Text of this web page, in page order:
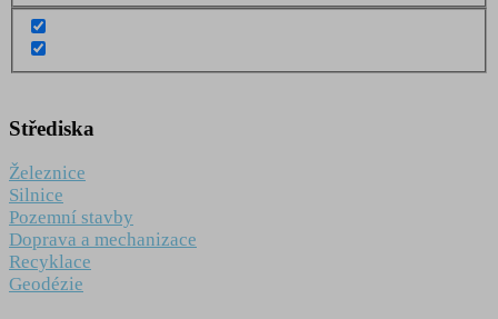
Střediska
Železnice
Silnice
Pozemní stavby
Doprava a mechanizace
Recyklace
Geodézie